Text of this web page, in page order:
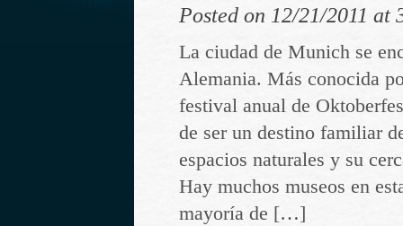
Posted on 12/21/2011 at
La ciudad de Munich se
Alemania. Más conocida
festival anual de
de ser un destino familiar
espacios naturales y su
Hay muchos museos en
mayoría de […]